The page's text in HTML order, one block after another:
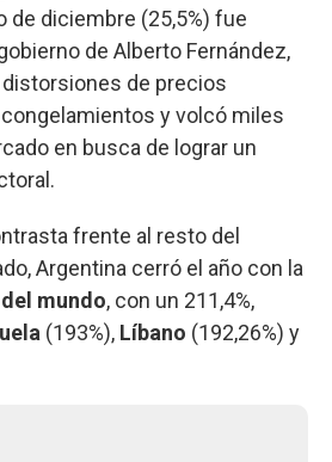
de diciembre (25,5%) fue
de Alberto Fernández,
de precios
y volcó miles
en busca de lograr un
frente al resto del
Argentina cerró el año con la
mundo, con un 211,4%,
(193%), Líbano (192,26%) y